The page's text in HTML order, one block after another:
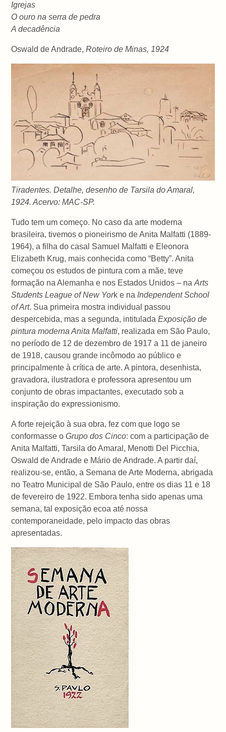
Igrejas
O ouro na serra de pedra
A decadência
Oswald de Andrade, Roteiro de Minas, 1924
Tiradentes. Detalhe, desenho de Tarsila do Amaral,
1924. Acervo: MAC-SP.
Tudo tem um começo. No caso da arte moderna
brasileira, tivemos o pioneirismo de Anita Malfatti (1889-
1964), a filha do casal Samuel Malfatti e Eleonora
Elizabeth Krug, mais conhecida como “Betty”. Anita
começou os estudos de pintura com a mãe, teve
formação na Alemanha e nos Estados Unidos – naArts
Students League of New York e na Independent School
of Art. Sua primeira mostra individual passou
despercebida, mas a segunda, intituladaExposição de
pintura moderna Anita Malfatti, realizada em São Paulo,
no período de 12 de dezembro de 1917 a 11 de janeiro
de 1918, causou grande incômodo ao público e
principalmente à crítica de arte. A pintora, desenhista,
gravadora, ilustradora e professora apresentou um
conjunto de obras impactantes, executado sob a
inspiração do expressionismo.
A forte rejeição à sua obra, fez com que logo se
conformasse oGrupo dos Cinco: com a participação de
Anita Malfatti, Tarsila do Amaral, Menotti Del Picchia,
Oswald de Andrade e Mário de Andrade. A partir daí,
realizou-se, então, a Semana de Arte Moderna, abrigada
no Teatro Municipal de São Paulo, entre os dias 11 e 18
de fevereiro de 1922. Embora tenha sido apenas uma
semana, tal exposição ecoa até nossa
contemporaneidade, pelo impacto das obras
apresentadas.